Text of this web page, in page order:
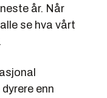
år. Når
se hva vårt
enn